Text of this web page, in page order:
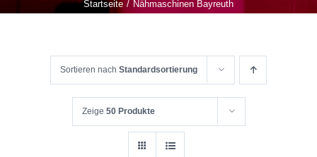
Startseite Nähmaschinen Bayreuth
Sortieren nach Standardsortierung
Zeige 50 Produkte